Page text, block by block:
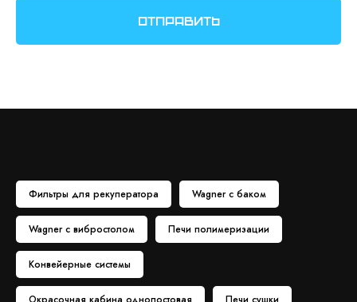
Отправить
Фильтры для рекуператора Wagner с баком
Wagner с вибростолом Печи полимеризации
Конвейерные системы